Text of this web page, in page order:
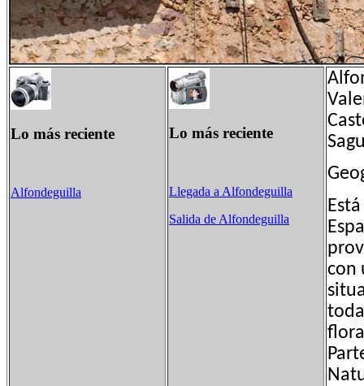
Lo más reciente
Alfondeguilla
Lo más reciente
Llegada a Alfondeguilla
Salida de Alfondeguilla
con